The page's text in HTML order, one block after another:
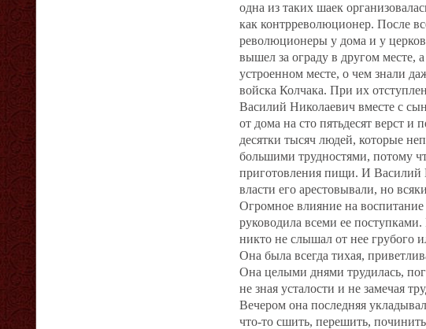
одна из таких шаек
как контрреволюционер. После
революционеры у дома и у
вышел за ограду в другом месте,
устроенном месте, о чем знали
войска Колчака. При их
Василий Николаевич вместе с
от дома на сто пятьдесят верст
десятки тысяч людей, которые
большими трудностями, потому
приготовления пищи. И Василий
власти его арестовывали, но
Огромное влияние на воспитание
руководила всеми ее
никто не слышал от нее грубого
Она была всегда тихая,
Она целыми днями трудилась,
не зная усталости и не замечая
Вечером она последняя
что-то сшить, перешить,